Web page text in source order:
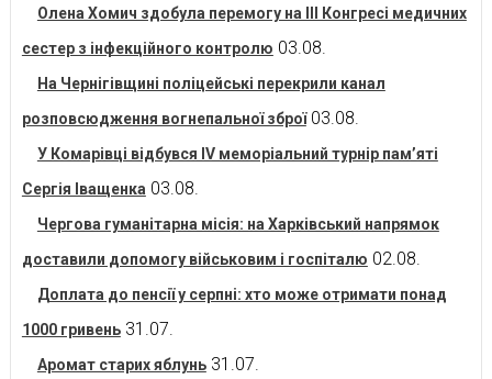
Олена Хомич здобула перемогу на ІІІ Конгресі медичних
сестер з інфекційного контролю 03.08.
На Чернігівщині поліцейські перекрили канал
розповсюдження вогнепальної зброї 03.08.
У Комарівці відбувся IV меморіальний турнір пам’яті
Сергія Іващенка 03.08.
Чергова гуманітарна місія: на Харківський напрямок
доставили допомогу військовим і госпіталю 02.08.
Доплата до пенсії у серпні: хто може отримати понад
1000 гривень 31.07.
Аромат старих яблунь 31.07.